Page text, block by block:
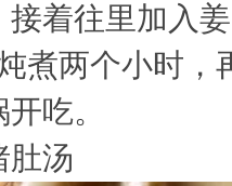
接着往里加入
煮两个小时，
吃。
肚汤